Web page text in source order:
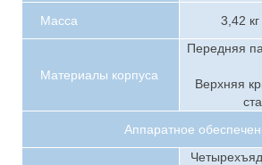
Масса 3,42
Материалы корпуса
Передняя
Верхняя
Аппаратное